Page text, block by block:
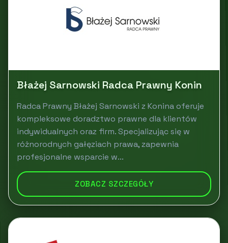
Błażej Sarnowski Radca Prawny Konin
Radca Prawny Błażej Sarnowski z Konina oferuje
kompleksowe doradztwo prawne dla klientów
indywidualnych oraz firm. Specjalizując się w
różnorodnych gałęziach prawa, zapewnia
profesjonalne wsparcie w...
ZOBACZ SZCZEGÓŁY